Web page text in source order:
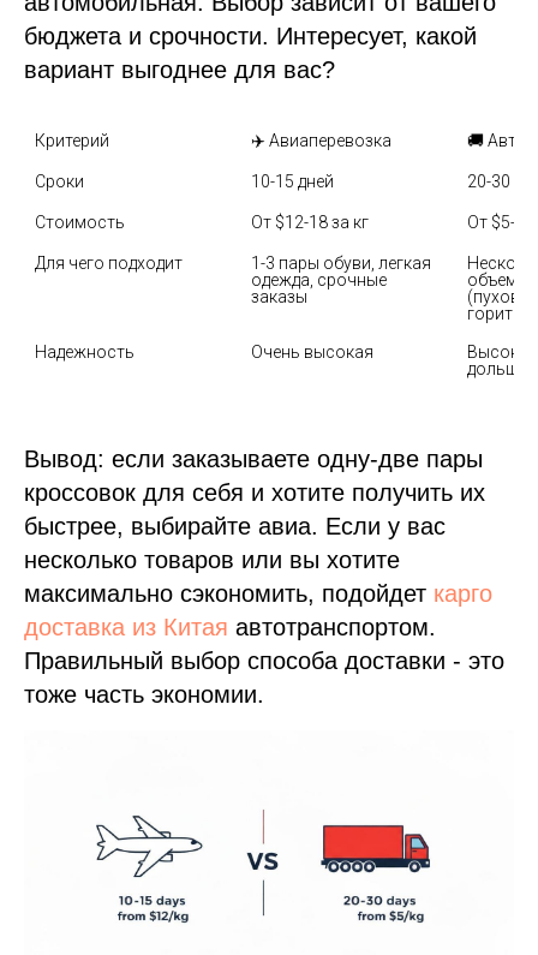
бюджета и срочности. Интересует, какой
вариант выгоднее для вас?
Критерий ✈️ Авиаперевозка 🚚
Сроки 10-15 дней 20-30
Стоимость От $12-18 за кг От $5-9
Для чего подходит
1-3 пары обуви, легкая
одежда, срочные
заказы
горит
Надежность
Очень высокая
Вывод: если заказываете одну-две пары
кроссовок для себя и хотите получить их
быстрее, выбирайте авиа. Если у вас
несколько товаров или вы хотите
максимально сэкономить, подойдет карго
доставка из Китая автотранспортом.
Правильный выбор способа доставки - это
тоже часть экономии.